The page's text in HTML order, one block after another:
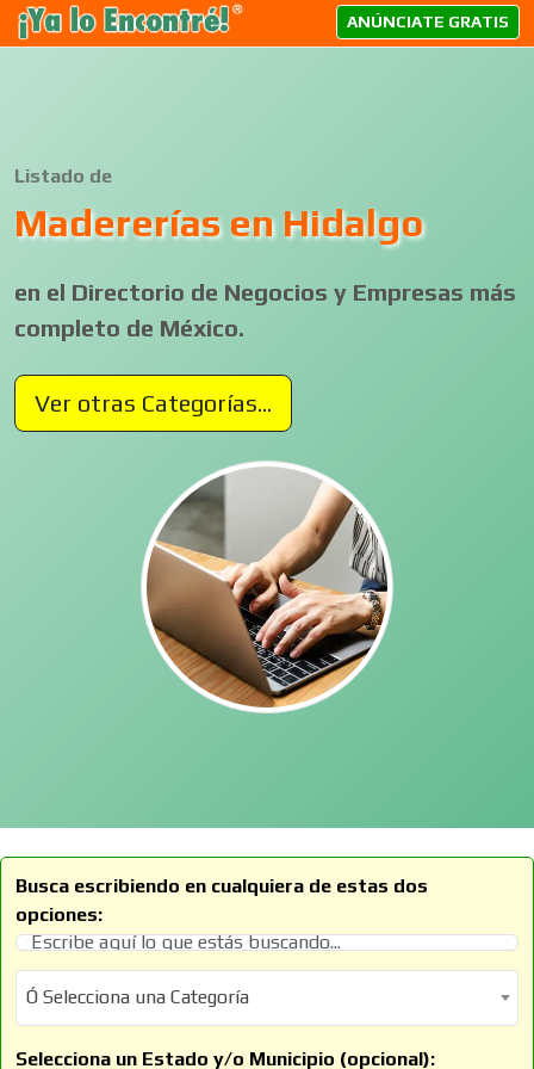
ANÚNCIATE GRATIS
Listado de
Madererías en Hidalgo
en el Directorio de Negocios y Empresas más
completo de México.
Ver otras Categorías...
Busca escribiendo en cualquiera de estas dos
opciones:
Ó Selecciona una Categoría
Ó Selecciona una Categoría
Selecciona un Estado y/o Municipio (opcional):